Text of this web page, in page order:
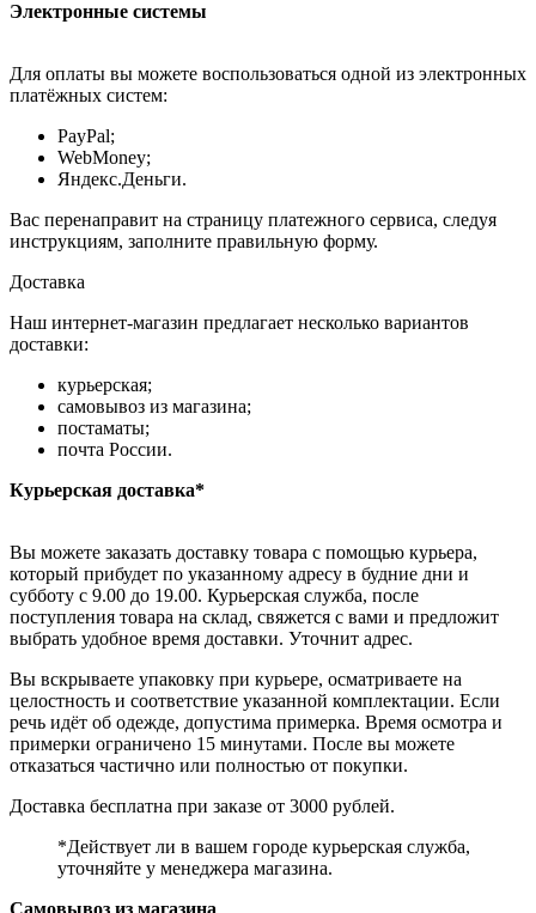
Электронные системы
Для оплаты вы можете воспользоваться одной из электронных
платёжных систем:
PayPal;
WebMoney;
Яндекс.Деньги.
Вас перенаправит на страницу платежного сервиса, следуя
инструкциям, заполните правильную форму.
Доставка
Наш интернет-магазин предлагает несколько вариантов
доставки:
курьерская;
самовывоз из магазина;
постаматы;
почта России.
Курьерская доставка*
Вы можете заказать доставку товара с помощью курьера,
который прибудет по указанному адресу в будние дни и
субботу с 9.00 до 19.00. Курьерская служба, после
поступления товара на склад, свяжется с вами и предложит
выбрать удобное время доставки. Уточнит адрес.
Вы вскрываете упаковку при курьере, осматриваете на
целостность и соответствие указанной комплектации. Если
речь идёт об одежде, допустима примерка. Время осмотра и
примерки ограничено 15 минутами. После вы можете
отказаться частично или полностью от покупки.
Доставка бесплатна при заказе от 3000 рублей.
*Действует ли в вашем городе курьерская служба,
уточняйте у менеджера магазина.